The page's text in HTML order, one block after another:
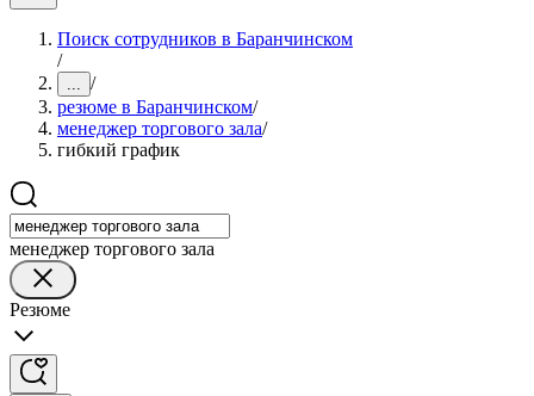
Поиск сотрудников в Баранчинском
/
... /
резюме в Баранчинском/
менеджер торгового зала/
гибкий график
менеджер торгового зала
Резюме